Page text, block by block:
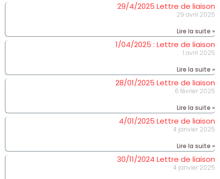
29/4/2025 Lettre de liaison
29 avril 2025
Lire la suite »
1/04/2025 : Lettre de liaison
1 avril 2025
Lire la suite »
28/01/2025 Lettre de liaison
6 février 2025
Lire la suite »
4/01/2025 Lettre de liaison
4 janvier 2025
Lire la suite »
30/11/2024 Lettre de liaison
4 janvier 2025